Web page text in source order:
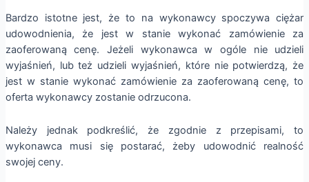
Bardzo istotne jest, że to na wykonawcy spoczywa ciężar
udowodnienia, że jest w stanie wykonać zamówienie za
zaoferowaną cenę. Jeżeli wykonawca w ogóle nie udzieli
wyjaśnień, lub też udzieli wyjaśnień, które nie potwierdzą, że
jest w stanie wykonać zamówienie za zaoferowaną cenę, to
oferta wykonawcy zostanie odrzucona.
Należy jednak podkreślić, że zgodnie z przepisami, to
wykonawca musi się postarać, żeby udowodnić realność
swojej ceny.